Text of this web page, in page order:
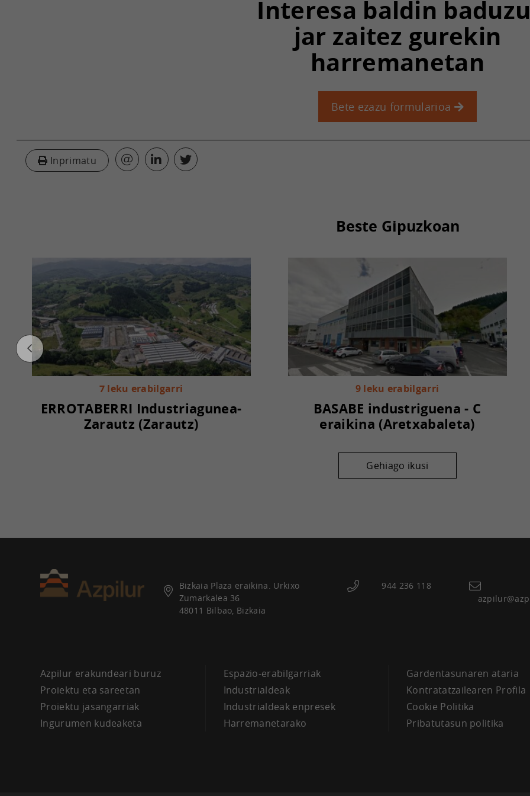
Interesa baldin
jar zaitez gurekin
harremanetan
Bete ezazu formularioa
Inprimatu
Beste Gipuzkoan
7 leku erabilgarri
ERROTABERRI Industriagunea-
Zarautz (Zarautz)
9 leku erabilgarri
BASABE industriguena - C
eraikina (Aretxabaleta)
Gehiago ikusi
Bizkaia Plaza eraikina. Urkixo
Zumarkalea 36
48011 Bilbao, Bizkaia
944 236 118
Azpilur erakundeari buruz
Proiektu eta sareetan
Proiektu jasangarriak
Ingurumen kudeaketa
Espazio-erabilgarriak
Industrialdeak
Industrialdeak enpresek
Harremanetarako
Gardentasunaren ataria
Kontratatzailearen Profila
Cookie Politika
Pribatutasun politika